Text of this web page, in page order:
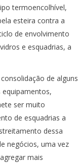
termoencolhível,
esteira contra a
de envolvimento
e esquadrias, a
de alguns
equipamentos,
ser muito
de esquadrias a
dessa
negócios, uma vez
mais